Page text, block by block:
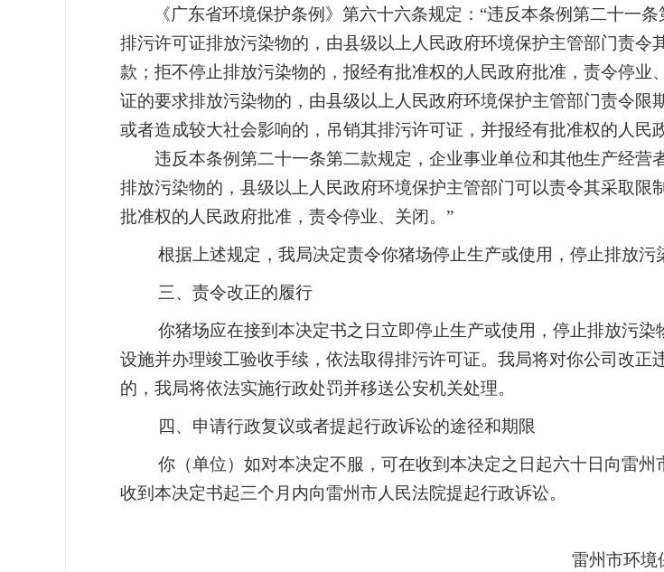
《广东省环境保护条例》 第六十六条规定：“违反本条例第二十一
排污许可证排放污染物的，由县级以上人民政府环境保护主管部门责
款；拒不停止排放污染物的，报经有批准权的人民政府批准，责令停
证的要求排放污染物的，由县级以上人民政府环境保护主管部门责令
或者造成较大社会影响的，吊销其排污许可证，并报经有批准权的人民
违反本条例第二十一条第二款规定，企业事业单位和其他生产经营
排放污染物的，县级以上人民政府环境保护主管部门可以责令其采取
批准权的人民政府批准，责令停业、关闭。”
根据上述规定，我局决定责令你猪场停止生产或使用，停止排放污
三、责令改正的履行
你猪场应在接到本决定书之日立即停止生产或使用，停止排放污
设施并办理竣工验收手续，依法取得排污许可证。我局将对你公司改
的，我局将依法实施行政处罚并移送公安机关处理。
四、申请行政复议或者提起行政诉讼的途径和期限
你（单位）如对本决定不服，可在收到本决定之日起六十日向雷
收到本决定书起三个月内向雷州市人民法院提起行政诉讼。
雷州市环境